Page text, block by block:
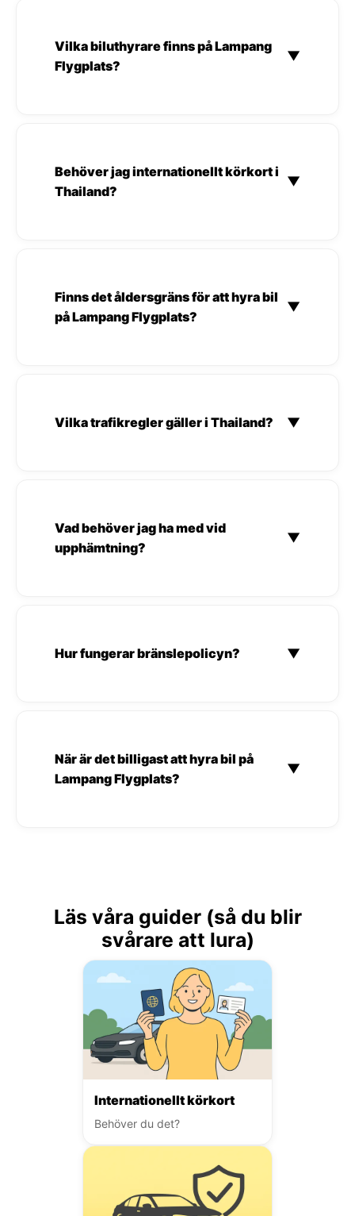
Vilka biluthyrare finns på Lampang
Flygplats?
▼
Behöver jag internationellt körkort i
Thailand?
▼
Finns det åldersgräns för att hyra bil
på Lampang Flygplats?
▼
Vilka trafikregler gäller i Thailand? ▼
Vad behöver jag ha med vid
upphämtning?
▼
Hur fungerar bränslepolicyn? ▼
När är det billigast att hyra bil på
Lampang Flygplats?
▼
Läs våra guider (så du blir
svårare att lura)
Internationellt körkort
Behöver du det?